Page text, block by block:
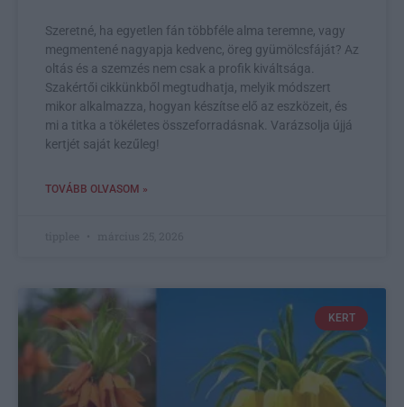
Szeretné, ha egyetlen fán többféle alma teremne, vagy
megmentené nagyapja kedvenc, öreg gyümölcsfáját? Az
oltás és a szemzés nem csak a profik kiváltsága.
Szakértői cikkünkből megtudhatja, melyik módszert
mikor alkalmazza, hogyan készítse elő az eszközeit, és
mi a titka a tökéletes összeforradásnak. Varázsolja újjá
kertjét saját kezűleg!
TOVÁBB OLVASOM »
KERT